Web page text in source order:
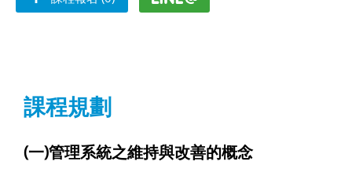
課程規劃
(一)管理系統之維持與改善的概念